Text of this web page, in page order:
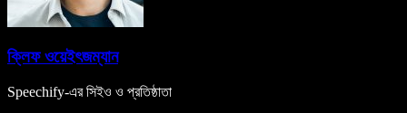
ক্লিফ ওয়েইৎজম্যান
Speechify-এর সিইও ও প্রতিষ্ঠাতা